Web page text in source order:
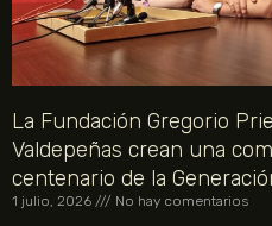
La Fundación Gregorio
Valdepeñas crean una
centenario de la
1 julio, 2026 No hay comentarios